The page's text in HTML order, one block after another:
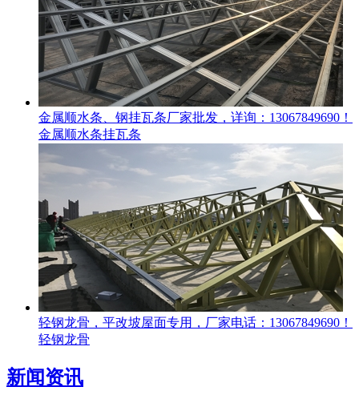
金属顺水条、钢挂瓦条厂家批发，详询：13067849690！
金属顺水条挂瓦条
轻钢龙骨，平改坡屋面专用，厂家电话：13067849690！
轻钢龙骨
新闻资讯